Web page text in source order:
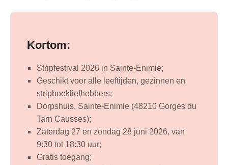
Kortom:
Stripfestival 2026 in Sainte-Enimie;
Geschikt voor alle leeftijden, gezinnen en
stripboekliefhebbers;
Dorpshuis, Sainte-Enimie (48210 Gorges du
Tarn Causses);
Zaterdag 27 en zondag 28 juni 2026, van
9:30 tot 18:30 uur;
Gratis toegang;